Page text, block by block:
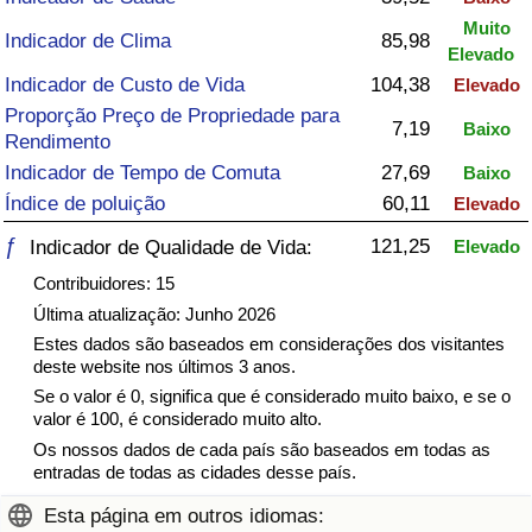
Indicador de Clima 85,98
Muito
Elevado
Indicador de Custo de Vida 104,38 Elevado
Proporção Preço de Propriedade para
Rendimento
7,19 Baixo
Indicador de Tempo de Comuta 27,69 Baixo
Índice de poluição 60,11 Elevado
ƒ Indicador de Qualidade de Vida: 121,25
Elevado
Contribuidores: 15
Última atualização: Junho 2026
Estes dados são baseados em considerações dos visitantes
deste website nos últimos 3 anos.
Se o valor é 0, significa que é considerado muito baixo, e se o
valor é 100, é considerado muito alto.
Os nossos dados de cada país são baseados em todas as
entradas de todas as cidades desse país.
Esta página em outros idiomas:
Saúde
Indicador de Saúde (Atual)
Indicador de Saúde
Indicador de Saúde por País
Poluição
Indicador de Poluição (Atual)
Índice de poluição
Indicador de Poluição por País
Trânsito